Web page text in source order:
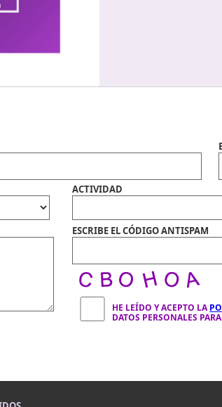
ACTIVIDAD
ESCRIBE EL CÓDIGO ANTISPAM
HE LEÍDO Y ACEPTO LA
DATOS PERSONALES